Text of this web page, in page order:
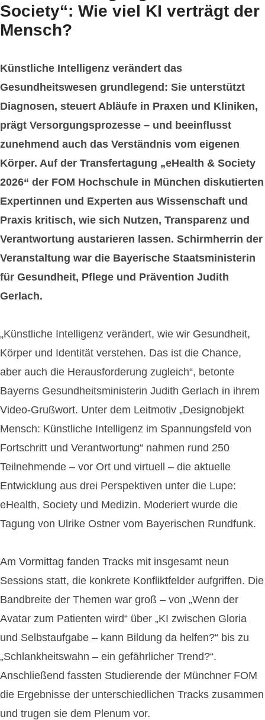
Society“: Wie viel KI verträgt der
Mensch?
Künstliche Intelligenz verändert das
Gesundheitswesen grundlegend: Sie unterstützt
Diagnosen, steuert Abläufe in Praxen und Kliniken,
prägt Versorgungsprozesse – und beeinflusst
zunehmend auch das Verständnis vom eigenen
Körper. Auf der Transfertagung „eHealth & Society
2026“ der FOM Hochschule in München diskutierten
Expertinnen und Experten aus Wissenschaft und
Praxis kritisch, wie sich Nutzen, Transparenz und
Verantwortung austarieren lassen. Schirmherrin der
Veranstaltung war die Bayerische Staatsministerin
für Gesundheit, Pflege und Prävention Judith
Gerlach.
„Künstliche Intelligenz verändert, wie wir Gesundheit,
Körper und Identität verstehen. Das ist die Chance,
aber auch die Herausforderung zugleich“, betonte
Bayerns Gesundheitsministerin Judith Gerlach in ihrem
Video-Grußwort. Unter dem Leitmotiv „Designobjekt
Mensch: Künstliche Intelligenz im Spannungsfeld von
Fortschritt und Verantwortung“ nahmen rund 250
Teilnehmende – vor Ort und virtuell – die aktuelle
Entwicklung aus drei Perspektiven unter die Lupe:
eHealth, Society und Medizin. Moderiert wurde die
Tagung von Ulrike Ostner vom Bayerischen Rundfunk.
Am Vormittag fanden Tracks mit insgesamt neun
Sessions statt, die konkrete Konfliktfelder aufgriffen. Die
Bandbreite der Themen war groß – von „Wenn der
Avatar zum Patienten wird“ über „KI zwischen Gloria
und Selbstaufgabe – kann Bildung da helfen?“ bis zu
„Schlankheitswahn – ein gefährlicher Trend?“.
Anschließend fassten Studierende der Münchner FOM
die Ergebnisse der unterschiedlichen Tracks zusammen
und trugen sie dem Plenum vor.